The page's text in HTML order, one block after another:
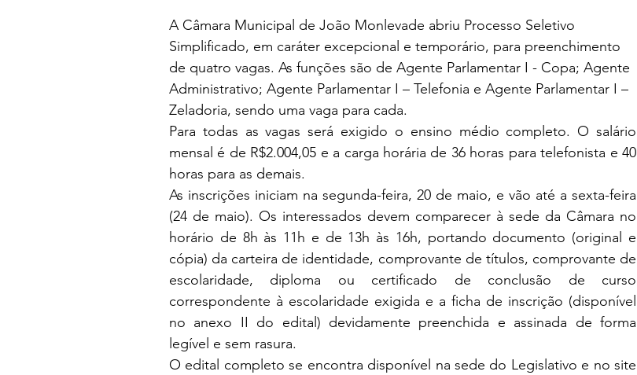
A Câmara Municipal de João Monlevade abriu Processo Seletivo
Simplificado, em caráter excepcional e temporário, para preenchimento
de quatro vagas. As funções são de Agente Parlamentar I - Copa; Agente
Administrativo; Agente Parlamentar I – Telefonia e Agente Parlamentar I –
Zeladoria, sendo uma vaga para cada.
Para todas as vagas será exigido o ensino médio completo. O salário
mensal é de R$2.004,05 e a carga horária de 36 horas para telefonista e 40
horas para as demais.
As inscrições iniciam na segunda-feira, 20 de maio, e vão até a sexta-feira
(24 de maio). Os interessados devem comparecer à sede da Câmara no
horário de 8h às 11h e de 13h às 16h, portando documento (original e
cópia) da carteira de identidade, comprovante de títulos, comprovante de
escolaridade, diploma ou certificado de conclusão de curso
correspondente à escolaridade exigida e a ficha de inscrição (disponível
no anexo II do edital) devidamente preenchida e assinada de forma
legível e sem rasura.
O edital completo se encontra disponível na sede do Legislativo e no site